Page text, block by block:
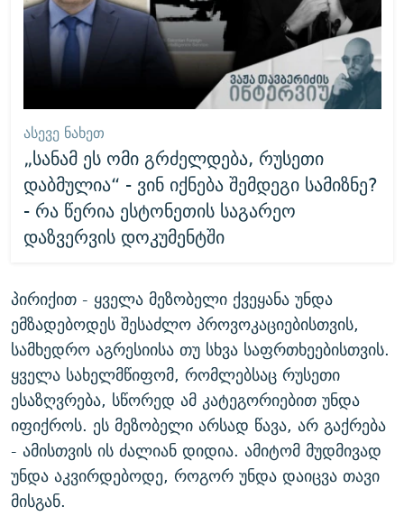
ᲐᲡᲔᲕᲔ ᲜᲐᲮᲔᲗ
„სანამ ეს ომი გრძელდება, რუსეთი
დაბმულია“ - ვინ იქნება შემდეგი სამიზნე?
- რა წერია ესტონეთის საგარეო
დაზვერვის დოკუმენტში
პირიქით - ყველა მეზობელი ქვეყანა უნდა
ემზადებოდეს შესაძლო პროვოკაციებისთვის,
სამხედრო აგრესიისა თუ სხვა საფრთხეებისთვის.
ყველა სახელმწიფომ, რომლებსაც რუსეთი
ესაზღვრება, სწორედ ამ კატეგორიებით უნდა
იფიქროს. ეს მეზობელი არსად წავა, არ გაქრება
- ამისთვის ის ძალიან დიდია. ამიტომ მუდმივად
უნდა აკვირდებოდე, როგორ უნდა დაიცვა თავი
მისგან.